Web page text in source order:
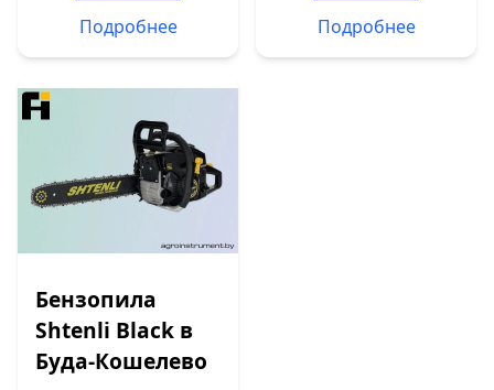
Подробнее
Подробнее
Бензопила
Shtenli Black в
Буда-Кошелево